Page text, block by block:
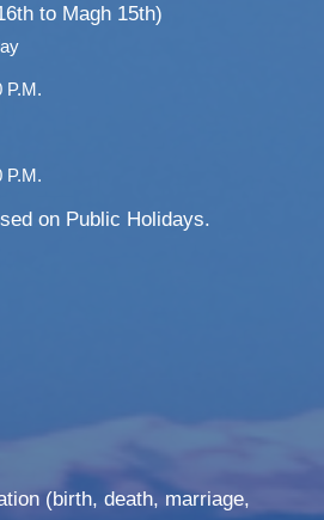
to Magh 15th)
P.M.
P.M.
on Public Holidays.
(birth, death, marriage,